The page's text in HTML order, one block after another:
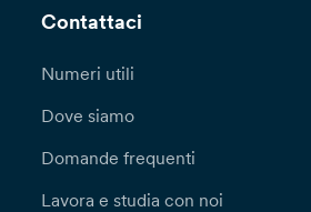
Contattaci
Numeri utili
Dove siamo
Domande frequenti
Lavora e studia con noi